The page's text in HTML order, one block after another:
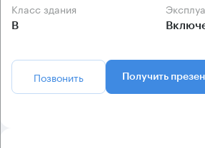
Класс здания
B
Позвонить Получить